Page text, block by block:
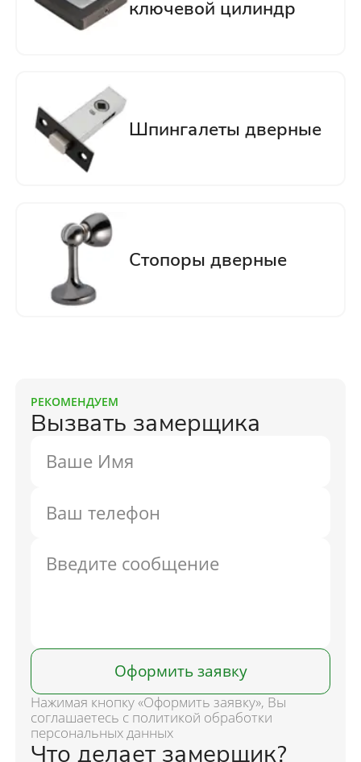
РЕКОМЕНДУЕМ
Вызвать замерщика
Оформить заявку
Нажимая кнопку «Оформить заявку», Вы
соглашаетесь с политикой обработки
персональных данных